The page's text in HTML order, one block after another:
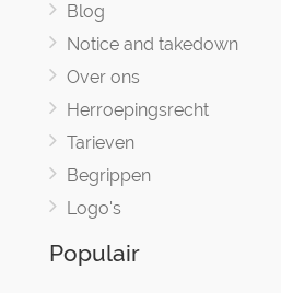
Blog
Notice and takedown
Over ons
Herroepingsrecht
Tarieven
Begrippen
Logo's
Populair